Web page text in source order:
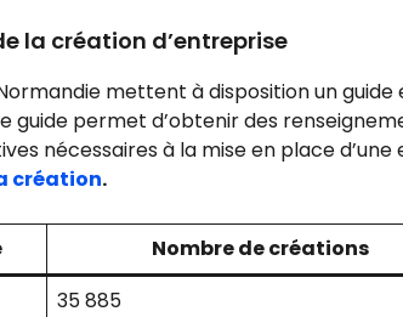
la création d’entreprise
mettent à disposition un
guide permet d’obtenir des
nécessaires à la mise en place d’une
création.
Nombre de créations
35 885